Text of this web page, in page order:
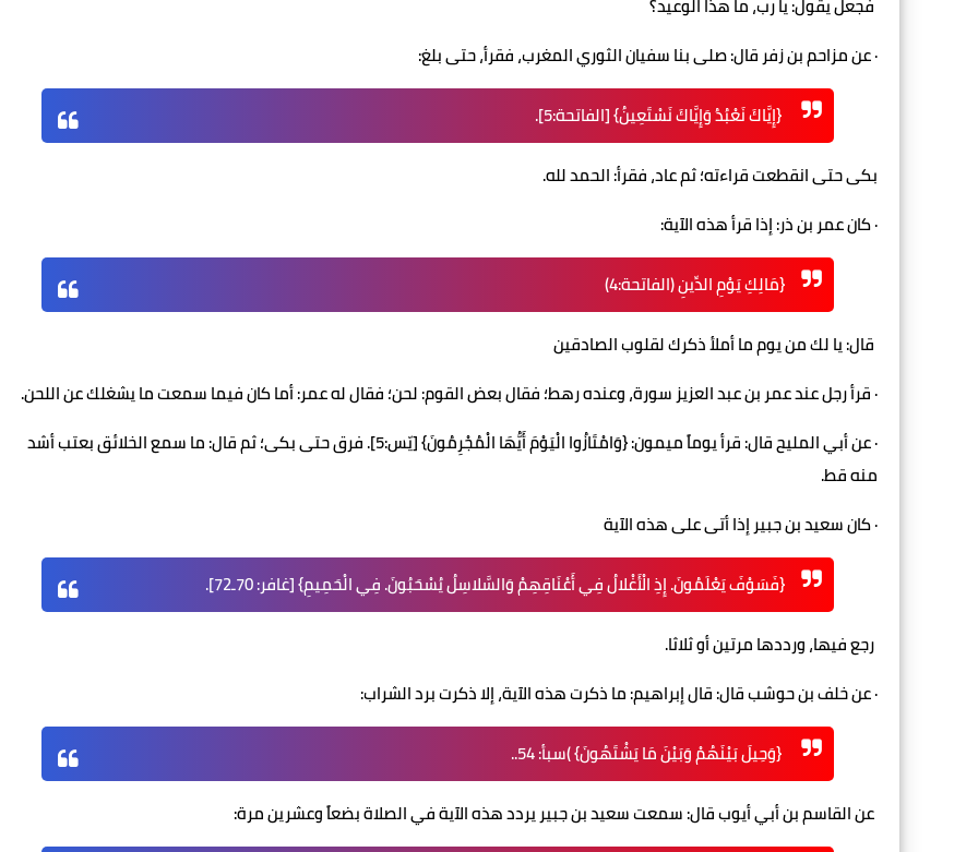
· عن مزاحم بن زفر قال: صلى بنا سفيان الثوري المغرب، فقرأ، حتى بلغ:
{إِيَّاكَ نَعْبُدُ وَإِيَّاكَ نَسْتَعِينُ} [الفاتحة:5].
بكى حتى انقطعت قراءته؛ ثم عاد، فقرأ: الحمد لله.
· كان عمر بن ذر: إذا قرأ هذه الآية:
{مَالِكِ يَوْمِ الدِّينِ (الفاتحة:4)
قال: يا لك من يوم ما أملأ ذكرك لقلوب الصادقين
· قرأ رجل عند عمر بن عبد العزيز سورة، وعنده رهط؛ فقال بعض القوم: لحن؛ فقال له عمر: أما كان فيما سمعت ما يشغلك عن اللحن.
· عن أبي المليح قال: قرأ يوماً ميمون: {وَامْتَازُوا الْيَوْمَ أَيُّهَا الْمُجْرِمُونَ} [يّس:5]. فرق حتى بكى؛ ثم قال: ما سمع الخلائق بعتب أشد
منه قط.
· كان سعيد بن جبير إذا أتى على هذه الآية
{فَسَوْفَ يَعْلَمُونَ. إِذِ الْأَغْلالُ فِي أَعْنَاقِهِمْ وَالسَّلاسِلُ يُسْحَبُونَ. فِي الْحَمِيمِ} [غافر: 70ـ72].
رجع فيها، ورددها مرتين أو ثلاثا.
· عن خلف بن حوشب قال: قال إبراهيم: ما ذكرت هذه الآية، إلا ذكرت برد الشراب:
{وَحِيلَ بَيْنَهُمْ وَبَيْنَ مَا يَشْتَهُونَ} )سبأ: 54..
عن القاسم بن أبي أيوب قال: سمعت سعيد بن جبير يردد هذه الآية في الصلاة بضعاً وعشرين مرة: